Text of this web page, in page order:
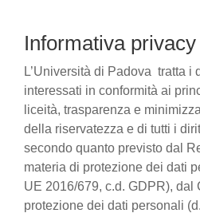
Informativa privacy
L’Università di Padova tratta i
interessati in conformità ai
liceità, trasparenza e
della riservatezza e di tutti i
secondo quanto previsto dal
materia di protezione dei dati
UE 2016/679, c.d. GDPR), dal
protezione dei dati personali